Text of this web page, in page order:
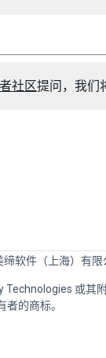
社区提问，我们
缔软件（上海）有限
Technologies 或其
的商标。